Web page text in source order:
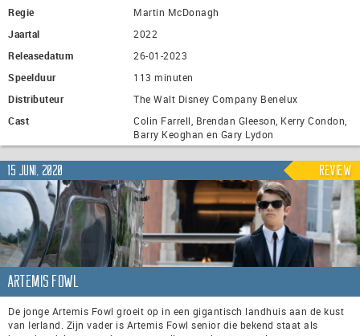
Regie
Martin McDonagh
Jaartal
2022
Releasedatum
26-01-2023
Speelduur
113 minuten
Distributeur
The Walt Disney Company Benelux
Cast
Colin Farrell, Brendan Gleeson, Kerry Condon,
Barry Keoghan en Gary Lydon
15 juni, 2020 Review
Artemis Fowl
De jonge Artemis Fowl groeit op in een gigantisch landhuis aan de kust
van Ierland. Zijn vader is Artemis Fowl senior die bekend staat als